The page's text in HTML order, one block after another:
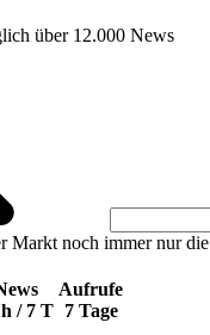
über 12.000 News
Markt noch immer nur
/ 7 T
Aufrufe
7 Tage